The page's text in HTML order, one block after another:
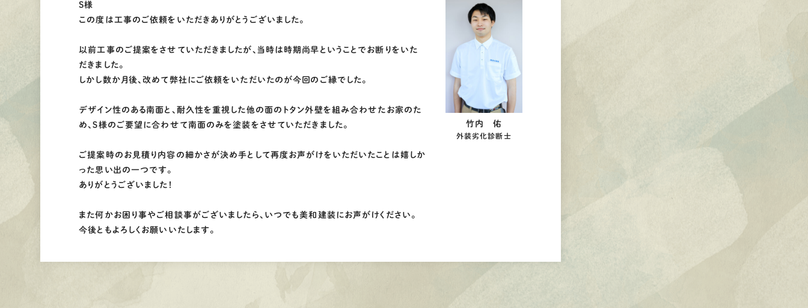
S様
この度は工事のご依頼をいただきありがとうございました。
以前工事のご提案をさせていただきましたが、当時は時期尚早ということでお断りをいた
だきました。
しかし数か月後、改めて弊社にご依頼をいただいたのが今回のご縁でした。
デザイン性のある南面と、耐久性を重視した他の面のトタン外壁を組み合わせたお家のた
め、Ｓ様のご要望に合わせて南面のみを塗装をさせていただきました。
ご提案時のお見積り内容の細かさが決め手として再度お声がけをいただいたことは嬉しか
った思い出の一つです。
ありがとうございました！
また何かお困り事やご相談事がございましたら、いつでも美和建装にお声がけください。
今後ともよろしくお願いいたします。
竹内 佑
外装劣化診断士